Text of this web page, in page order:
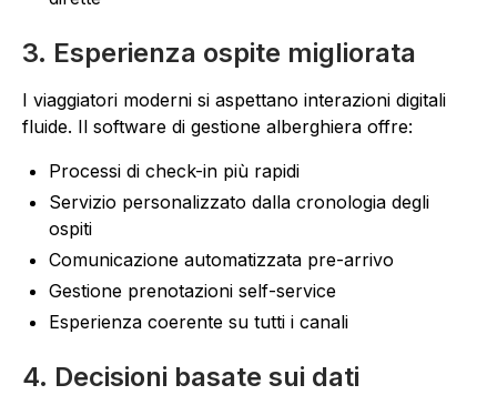
3. Esperienza ospite migliorata
I viaggiatori moderni si aspettano interazioni digitali
fluide. Il software di gestione alberghiera offre:
Processi di check-in più rapidi
Servizio personalizzato dalla cronologia degli
ospiti
Comunicazione automatizzata pre-arrivo
Gestione prenotazioni self-service
Esperienza coerente su tutti i canali
4. Decisioni basate sui dati